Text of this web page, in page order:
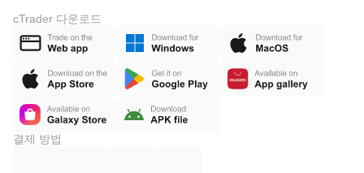
cTrader 다운로드
결제 방법